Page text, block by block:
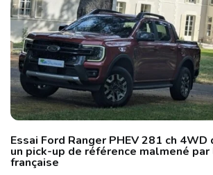
Essai Ford Ranger PHEV 281 ch
un pick-up de référence malmené
française